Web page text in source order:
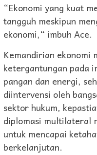
“Ekonomi yang kuat
tangguh meskipun
ekonomi,“ imbuh Ace.
Kemandirian ekonomi
ketergantungan pada
pangan dan energi,
diintervensi oleh
sektor hukum,
diplomasi multilateral
untuk mencapai
berkelanjutan.